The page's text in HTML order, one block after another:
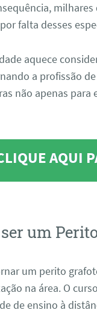
falta desses
aquece
a profissão
não apenas para
AQUI
um
um perito
na área. O
de ensino à